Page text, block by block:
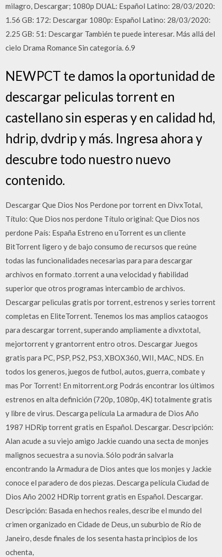
milagro, Descargar; 1080p DUAL: Español Latino: 28/03/2020:
1.56 GB: 172: Descargar 1080p: Español Latino: 28/03/2020:
2.25 GB: 51: Descargar También te puede interesar. Más allá del
cielo Drama Romance Sin categoría. 6.9
NEWPCT te damos la oportunidad de
descargar peliculas torrent en
castellano sin esperas y en calidad hd,
hdrip, dvdrip y más. Ingresa ahora y
descubre todo nuestro nuevo
contenido.
Descargar Que Dios Nos Perdone por torrent en DivxTotal,
Título: Que Dios nos perdone Título original: Que Dios nos
perdone País: España Estreno en uTorrent es un cliente
BitTorrent ligero y de bajo consumo de recursos que reúne
todas las funcionalidades necesarias para para descargar
archivos en formato .torrent a una velocidad y fiabilidad
superior que otros programas intercambio de archivos.
Descargar peliculas gratis por torrent, estrenos y series torrent
completas en EliteTorrent. Tenemos los mas amplios cataogos
para descargar torrent, superando ampliamente a divxtotal,
mejortorrent y grantorrent entro otros. Descargar Juegos
gratis para PC, PSP, PS2, PS3, XBOX360, WII, MAC, NDS. En
todos los generos, juegos de futbol, autos, guerra, combate y
mas Por Torrent! En mitorrent.org Podrás encontrar los últimos
estrenos en alta definición (720p, 1080p, 4K) totalmente gratis
y libre de virus. Descarga película La armadura de Dios Año
1987 HDRip torrent gratis en Español. Descargar. Descripción:
Alan acude a su viejo amigo Jackie cuando una secta de monjes
malignos secuestra a su novia. Sólo podrán salvarla
encontrando la Armadura de Dios antes que los monjes y Jackie
conoce el paradero de dos piezas. Descarga película Ciudad de
Dios Año 2002 HDRip torrent gratis en Español. Descargar.
Descripción: Basada en hechos reales, describe el mundo del
crimen organizado en Cidade de Deus, un suburbio de Río de
Janeiro, desde finales de los sesenta hasta principios de los
ochenta,